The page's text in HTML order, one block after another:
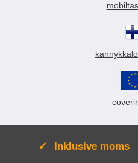
Aktiv:
Inklusive moms